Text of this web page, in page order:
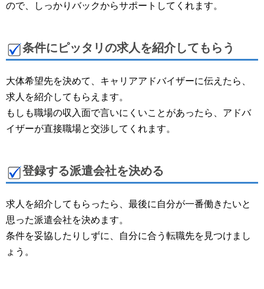
ので、しっかりバックからサポートしてくれます。
条件にピッタリの求人を紹介してもらう
大体希望先を決めて、キャリアアドバイザーに伝えたら、
求人を紹介してもらえます。
もしも職場の収入面で言いにくいことがあったら、アドバ
イザーが直接職場と交渉してくれます。
登録する派遣会社を決める
求人を紹介してもらったら、最後に自分が一番働きたいと
思った派遣会社を決めます。
条件を妥協したりしずに、自分に合う転職先を見つけまし
ょう。